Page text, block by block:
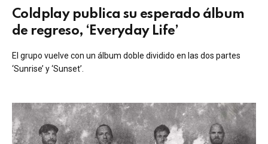
Coldplay publica su esperado álbum
de regreso, ‘Everyday Life’
El grupo vuelve con un álbum doble dividido en las dos partes
‘Sunrise’ y ‘Sunset’.